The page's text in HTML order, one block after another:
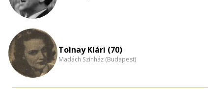
Tolnay Klári (70)
Madách Színház (Budapest)